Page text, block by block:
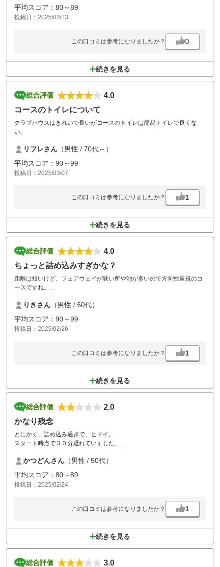
平均スコア：80～89
投稿日：2025/03/13
この口コミは参考になりましたか？ 0
続きを見る
総合評価
4.0
コースのトイレについて
クラブハウスはきれいで良いがコースのトイレは簡易トイレで良くな
い。
リフレさん （男性 / 70代～）
平均スコア：90～99
投稿日：2025/03/07
この口コミは参考になりましたか？ 1
続きを見る
総合評価
4.0
ちょっと詰め込みすぎかな？
距離は短いけど、フェアウェイが狭い所や池が多いので方向性重視のコ
ースですね。
平日の火曜日なのに、混んでいたので後半は3時間弱かかりました。
りきさん （男性 / 60代）
平均スコア：90～99
投稿日：2025/02/26
この口コミは参考になりましたか？ 1
続きを見る
総合評価
2.0
かなり残念
とにかく、詰め込み過ぎで、ヒドイ。
スタート時点で３０分遅れていました。
グリーンも、練習グリーンのみ芝生がありましたが、本番は、別物でし
た。
スタッフさんの対応は、完璧です。
お風呂も、サウナがあり良かったです。
それ以外は、素晴らしかったです。
かつどんさん （男性 / 50代）
平均スコア：80～89
投稿日：2025/02/24
この口コミは参考になりましたか？ 1
続きを見る
総合評価 3.0